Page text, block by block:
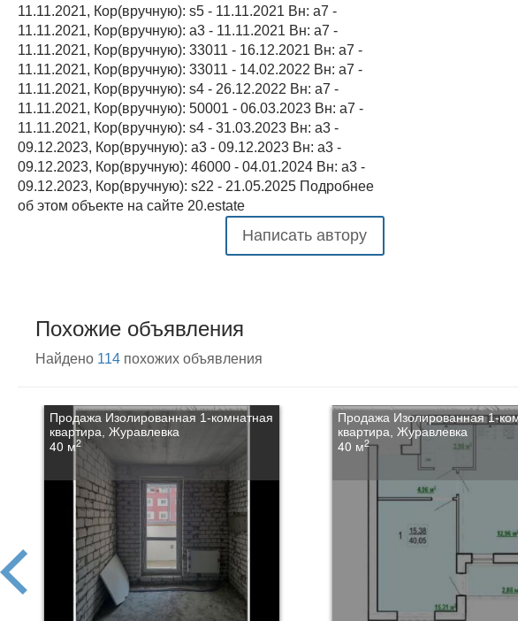
11.11.2021, Кор(вручную): s5 - 11.11.2021 Вн: a7 -
11.11.2021, Кор(вручную): a3 - 11.11.2021 Вн: a7 -
11.11.2021, Кор(вручную): 33011 - 16.12.2021 Вн: a7 -
11.11.2021, Кор(вручную): 33011 - 14.02.2022 Вн: a7 -
11.11.2021, Кор(вручную): s4 - 26.12.2022 Вн: a7 -
11.11.2021, Кор(вручную): 50001 - 06.03.2023 Вн: a7 -
11.11.2021, Кор(вручную): s4 - 31.03.2023 Вн: a3 -
09.12.2023, Кор(вручную): a3 - 09.12.2023 Вн: a3 -
09.12.2023, Кор(вручную): 46000 - 04.01.2024 Вн: a3 -
09.12.2023, Кор(вручную): s22 - 21.05.2025 Подробнее
об этом объекте на сайте 20.estate
Написать автору
Похожие объявления
Найдено 114 похожих объявления
Продажа Изолированная 1-комнатная
квартира, Журавлевка
40 м2
Продажа Изолированная 1-
квартира, Журавлевка
40 м2
prev